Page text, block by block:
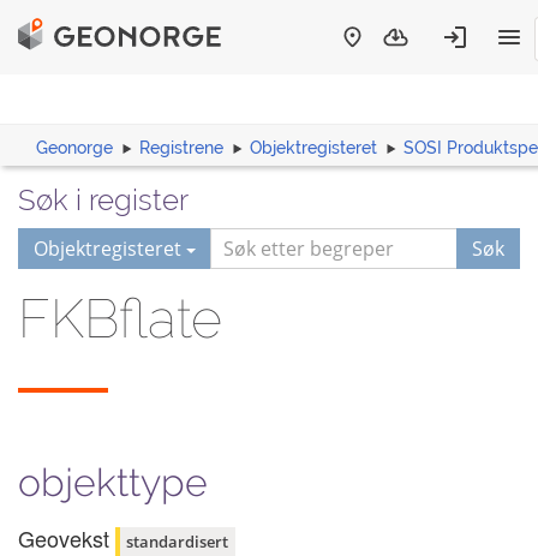
Geonorge Registrene Objektregisteret SOSI
Søk i register
Objektregisteret Søk
FKBflate
objekttype
Geovekst standardisert